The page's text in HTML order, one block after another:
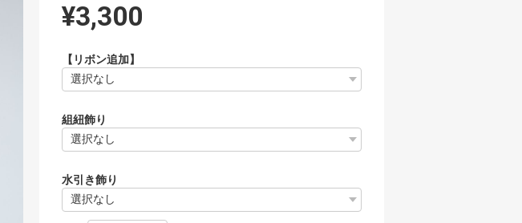
¥3,300
【リボン追加】
組紐飾り
水引き飾り